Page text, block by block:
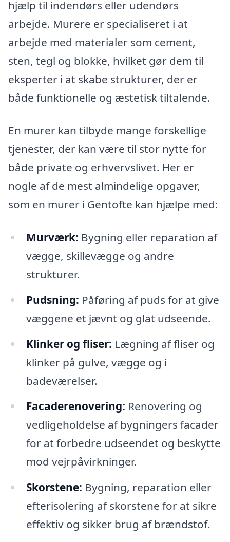
hjælp til indendørs eller udendørs
arbejde. Murere er specialiseret i at
arbejde med materialer som cement,
sten, tegl og blokke, hvilket gør dem til
eksperter i at skabe strukturer, der er
både funktionelle og æstetisk tiltalende.
En murer kan tilbyde mange forskellige
tjenester, der kan være til stor nytte for
både private og erhvervslivet. Her er
nogle af de mest almindelige opgaver,
som en murer i Gentofte kan hjælpe med:
Murværk: Bygning eller reparation af
vægge, skillevægge og andre
strukturer.
Pudsning: Påføring af puds for at give
væggene et jævnt og glat udseende.
Klinker og fliser: Lægning af fliser og
klinker på gulve, vægge og i
badeværelser.
Facaderenovering: Renovering og
vedligeholdelse af bygningers facader
for at forbedre udseendet og beskytte
mod vejrpåvirkninger.
Skorstene: Bygning, reparation eller
efterisolering af skorstene for at sikre
effektiv og sikker brug af brændstof.